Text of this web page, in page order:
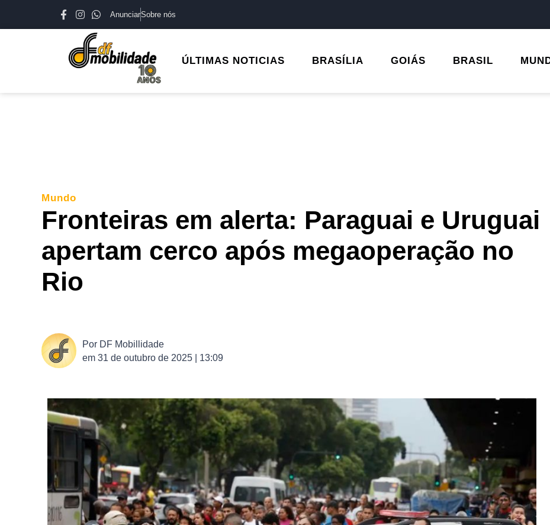
AnunciarSobre nós
ÚLTIMAS NOTICIAS BRASÍLIA GOIÁS BRASIL
Mundo
Fronteiras em alerta: Paraguai e Uruguai
apertam cerco após megaoperação no
Rio
Por DF Mobillidade
em 31 de outubro de 2025 | 13:09